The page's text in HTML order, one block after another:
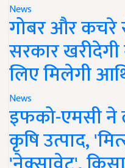
News
गोबर और कचरे
सरकार
लिए मिलेगी
News
इफको-एमसी ने
कृषि उत्पाद,